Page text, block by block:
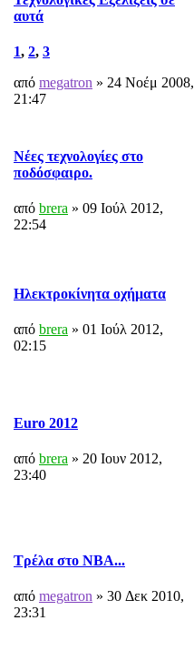
αυτά
1, 2, 3
από megatron » 24 Νοέμ 2008,
21:47
Νέες τεχνολογίες στο
ποδόσφαιρο.
από brera » 09 Ιούλ 2012,
22:54
Hλεκτροκίνητα οχήματα
από brera » 01 Ιούλ 2012,
02:15
Euro 2012
από brera » 20 Ιουν 2012,
23:40
Τρέλα στο NBA...
από megatron » 30 Δεκ 2010,
23:31